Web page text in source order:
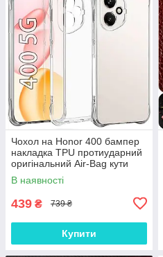
Чохол на Honor 400 бампер
накладка TPU протиударний
оригінальний Air-Bag кути
прозорий анти-UV
В наявності
439 ₴ 739 ₴
Купити